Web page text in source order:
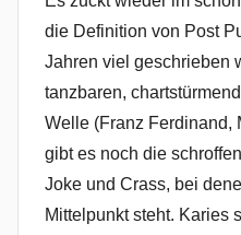
die Definition von Post
Jahren viel geschrieben
tanzbaren,
Welle (Franz Ferdinand,
gibt es noch die
Joke und Crass, bei
Mittelpunkt steht. Karies